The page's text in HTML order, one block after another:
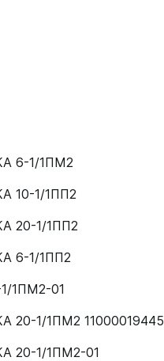
6-1/1ПМ2
10-1/1ПП2
20-1/1ПП2
6-1/1ПП2
1ПМ2-01
20-1/1ПМ2 11000019445
20-1/1ПМ2-01